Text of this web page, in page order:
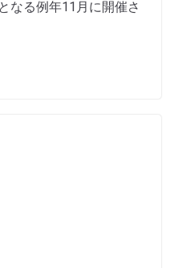
なる例年11月に開催さ